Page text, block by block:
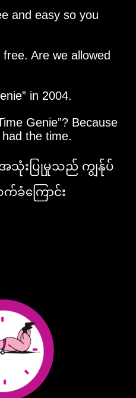
and easy so you
Are we allowed
in 2004.
Genie ? Because
the time.
အသုံးပြုမှုသည် ကျွန်ုပ်
ခံကြောင်း